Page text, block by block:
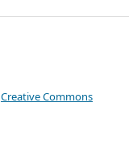
Creative Commons